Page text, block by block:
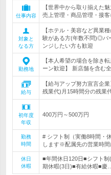
仕事内容
【世界中から取り揃えた
売上管理・商品管理・接客
対象と
なる方
【ホテル・美容など異業
験がある方(年数不問)◎パ
ンジしたい方も歓迎
勤務地
【本人希望の場合を除き
ーン歓迎】 新店舗を含む
給与
【給与アップ努力宣言企
残業代)月15時間分の残業
初年度
年収
400万円～500万円
勤務
時間
# シフト制（実働8時間・
します※配属先の営業時間
休日
休暇
■年間休日120日■シフト
期休暇(3日)■有給休暇■慶…